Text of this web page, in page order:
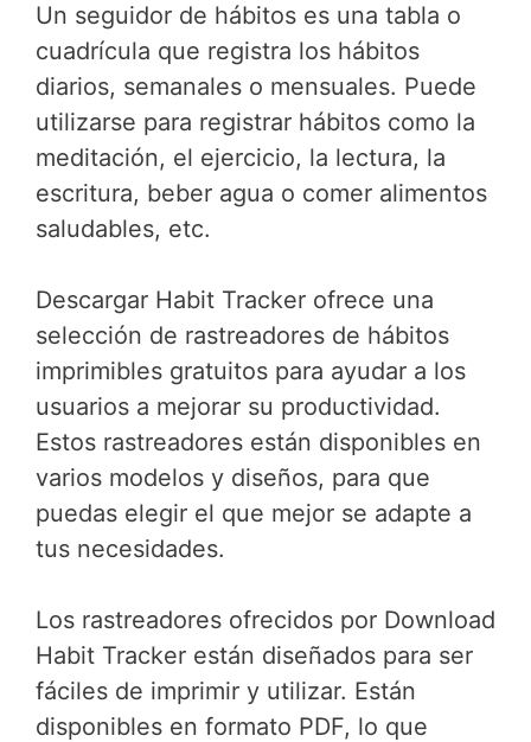
Un seguidor de hábitos es una tabla o
cuadrícula que registra los hábitos
diarios, semanales o mensuales. Puede
utilizarse para registrar hábitos como la
meditación, el ejercicio, la lectura, la
escritura, beber agua o comer alimentos
saludables, etc.
Descargar Habit Tracker ofrece una
selección de rastreadores de hábitos
imprimibles gratuitos para ayudar a los
usuarios a mejorar su productividad.
Estos rastreadores están disponibles en
varios modelos y diseños, para que
puedas elegir el que mejor se adapte a
tus necesidades.
Los rastreadores ofrecidos por Download
Habit Tracker están diseñados para ser
fáciles de imprimir y utilizar. Están
disponibles en formato PDF, lo que